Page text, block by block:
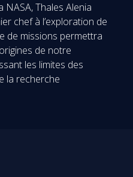
Thales Alenia
chef à l’exploration de
de missions permettra
de notre
les limites des
la recherche